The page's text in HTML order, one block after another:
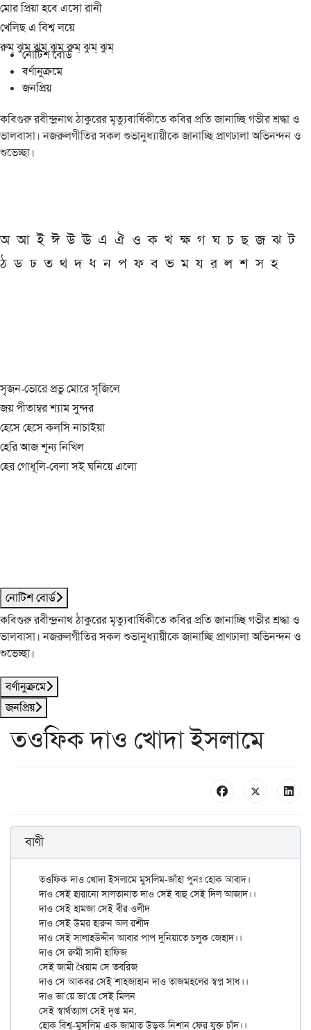
মোর প্রিয়া হবে এসো রানী
খেলিছ এ বিশ্ব লয়ে
রুম্ ঝুম্ ঝুম্ ঝুম্ রুম্ ঝুম্ ঝুম্
নোটিশ বোর্ড
বর্ণানুক্রমে
জনপ্রিয়
কবিগুরু রবীন্দ্রনাথ ঠাকুরের মৃত্যুবার্ষিকীতে কবির প্রতি জানাচ্ছি গভীর শ্রদ্ধা ও
ভালবাসা। নজরুলগীতির সকল শুভানুধ্যায়ীকে জানাচ্ছি প্রাণঢালা অভিনন্দন ও
শুভেচ্ছা।
অ আ ই ঈ উ ঊ এ ঐ ও ক খ ক্ষ গ ঘ চ ছ জ ঝ ট
ঠ ড ঢ ত থ দ ধ ন প ফ ব ভ ম য র ল শ স হ
সৃজন-ভোরে প্রভু মোরে সৃজিলে
জয় পীতাম্বর শ্যাম সুন্দর
হেসে হেসে কল্‌সি নাচাইয়া
হেরি আজ শূন্য নিখিল
হের গোধূলি-বেলা সই ঘনিয়ে এলো
নোটিশ বোর্ড
কবিগুরু রবীন্দ্রনাথ ঠাকুরের মৃত্যুবার্ষিকীতে কবির প্রতি জানাচ্ছি গভীর শ্রদ্ধা ও
ভালবাসা। নজরুলগীতির সকল শুভানুধ্যায়ীকে জানাচ্ছি প্রাণঢালা অভিনন্দন ও
শুভেচ্ছা।
বর্ণানুক্রমে
জনপ্রিয়
তওফিক দাও খোদা ইসলামে
বাণী
তওফিক দাও খোদা ইসলামে মুসলিম-জাঁহা পুনঃ হোক আবাদ।
দাও সেই হারানো সালতানাত দাও সেই বাহু সেই দিল আজাদ।।
দাও সেই হামজা সেই বীর ওলীদ
দাও সেই উমর হারুন অল রশীদ
দাও সেই সালাহউদ্দীন আবার পাপ দুনিয়াতে চলুক জেহাদ।।
দাও সে রুমী সাদী হাফিজ
সেই জামী খৈয়াম সে তবরিজ
দাও সে আকবর সেই শাহজাহান দাও তাজমহলের স্বপ্ন সাধ।।
দাও ভা'য়ে ভা'য়ে সেই মিলন
সেই স্বার্থত্যাগ সেই দৃপ্ত মন,